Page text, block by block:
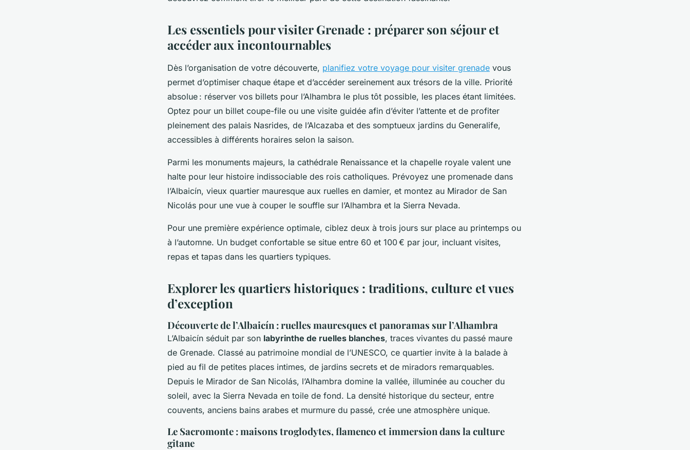
Les essentiels pour visiter Grenade : préparer son séjour et
accéder aux incontournables
Dès l’organisation de votre découverte, planifiez votre voyage pour visiter grenade vous
permet d’optimiser chaque étape et d’accéder sereinement aux trésors de la ville. Priorité
absolue : réserver vos billets pour l’Alhambra le plus tôt possible, les places étant limitées.
Optez pour un billet coupe-file ou une visite guidée afin d’éviter l’attente et de profiter
pleinement des palais Nasrides, de l’Alcazaba et des somptueux jardins du Generalife,
accessibles à différents horaires selon la saison.
Parmi les monuments majeurs, la cathédrale Renaissance et la chapelle royale valent une
halte pour leur histoire indissociable des rois catholiques. Prévoyez une promenade dans
l’Albaicín, vieux quartier mauresque aux ruelles en damier, et montez au Mirador de San
Nicolás pour une vue à couper le souffle sur l’Alhambra et la Sierra Nevada.
Pour une première expérience optimale, ciblez deux à trois jours sur place au printemps ou
à l’automne. Un budget confortable se situe entre 60 et 100 € par jour, incluant visites,
repas et tapas dans les quartiers typiques.
Explorer les quartiers historiques : traditions, culture et vues
d’exception
Découverte de l’Albaicín : ruelles mauresques et panoramas sur l’Alhambra
L’Albaicín séduit par son labyrinthe de ruelles blanches, traces vivantes du passé maure
de Grenade. Classé au patrimoine mondial de l’UNESCO, ce quartier invite à la balade à
pied au fil de petites places intimes, de jardins secrets et de miradors remarquables.
Depuis le Mirador de San Nicolás, l’Alhambra domine la vallée, illuminée au coucher du
soleil, avec la Sierra Nevada en toile de fond. La densité historique du secteur, entre
couvents, anciens bains arabes et murmure du passé, crée une atmosphère unique.
Le Sacromonte : maisons troglodytes, flamenco et immersion dans la culture
gitane